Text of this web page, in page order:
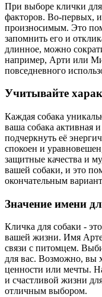
При выборе клички
факторов. Во-первых,
произносимым. Это
запомнить его и
длинное, можно
например, Арти или
повседневного
Учитывайте
Каждая собака
ваша собака активная
подчеркнуть её
спокоен и
защитные качества и
вашей собаки, и это
окончательным
Значение имени
Кличка для собаки -
вашей жизни. Имя
связи с питомцем.
для вас. Возможно, вы
ценности или мечты.
и счастливой жизни
отличным выбором.